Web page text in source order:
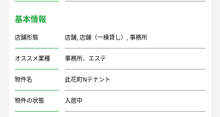
基本情報
店舗形態 店舗,店舗（一棟貸し） ,事務所
オススメ業種 事務所、エステ
物件名 此花町Nテナント
物件の状態 入居中